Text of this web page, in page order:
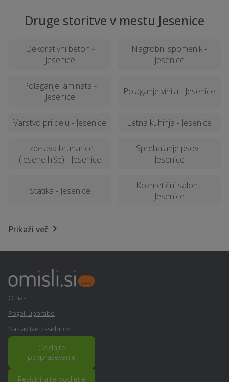
Druge storitve v mestu Jesenice
Dekorativni beton -
Jesenice
Nagrobni spomenik -
Jesenice
Polaganje laminata -
Jesenice
Polaganje vinila - Jesenice
Varstvo pri delu - Jesenice Letna kuhinja - Jesenice
Izdelava brunarice
(lesene hiše) - Jesenice
Sprehajanje psov -
Jesenice
Statika - Jesenice
Kozmetični salon -
Jesenice
- Jesenice
terase - Jesenice
Najem tiskalnika - Jesenice
Montaža in servis klime -
Jesenice
Prevoz vozil - Jesenice
Prikaži več
O nas
Pogoji uporabe
Nastavitve zasebnosti
Oddajte
povpraševanje
Registrirajte podjetje